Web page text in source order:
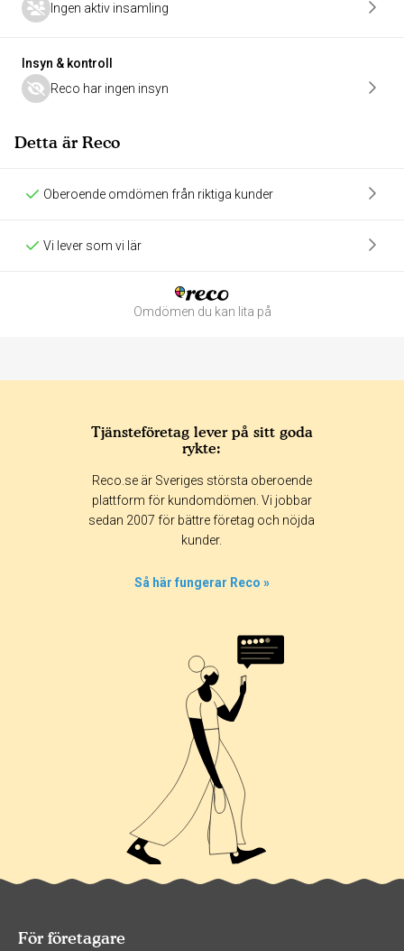
Ingen aktiv insamling
Insyn & kontroll
Reco har ingen insyn
Detta är Reco
Oberoende omdömen från riktiga kunder
Vi lever som vi lär
Omdömen du kan lita på
365 dagar 90 dagar
30 dagar
Tjänsteföretag lever på sitt goda
rykte:
Reco.se är Sveriges största oberoende
plattform för kundomdömen. Vi jobbar
sedan 2007 för bättre företag och nöjda
kunder.
Så här fungerar Reco »
För företagare